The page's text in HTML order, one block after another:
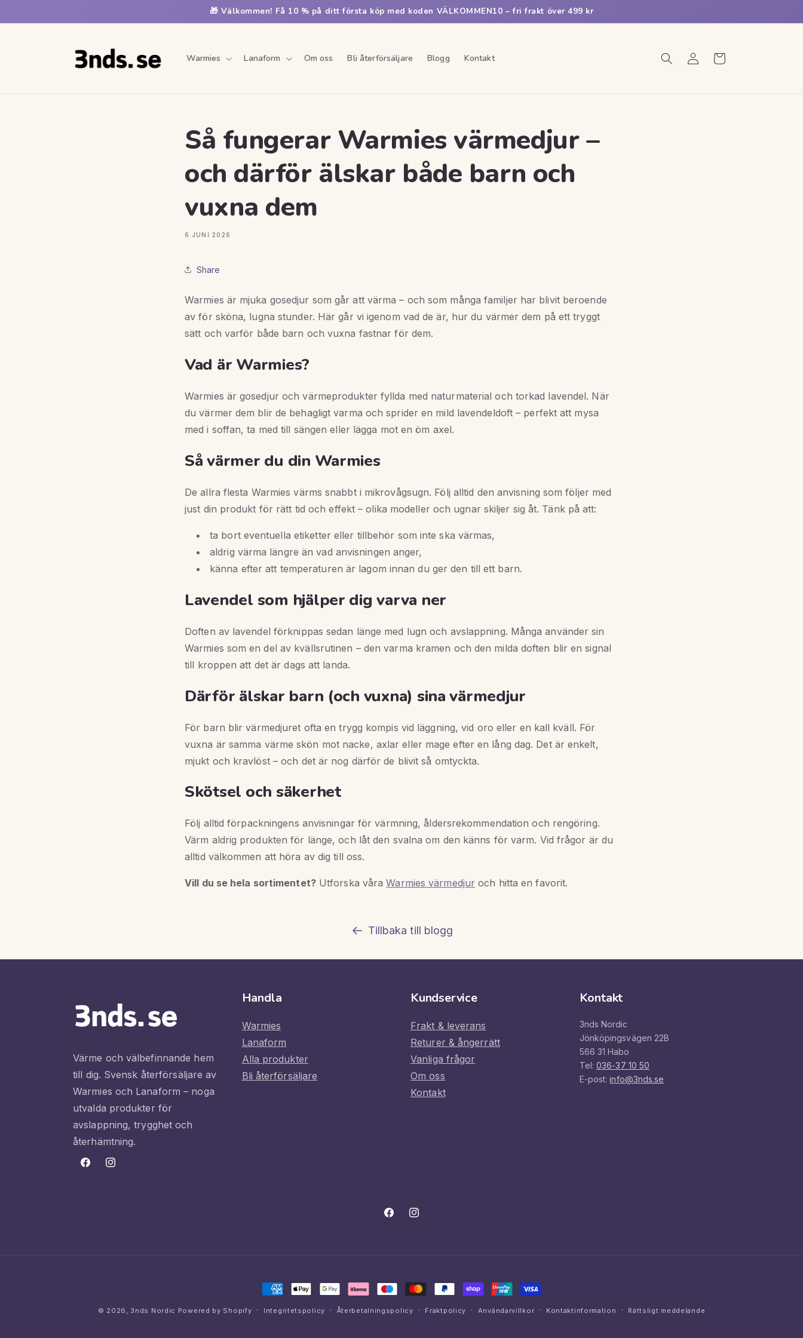
🎁 Välkommen! Få 10 % på ditt första köp med koden VÄLKOMMEN10 – fri frakt över 499 kr
Warmies Lanaform Om oss Bli återförsäljare Blogg Kontakt
Logga
Varukorg
Så fungerar Warmies värmedjur –
och därför älskar både barn och
vuxna dem
6 JUNI 2026
Share
Warmies är mjuka gosedjur som går att värma – och som många familjer har blivit beroende
av för sköna, lugna stunder. Här går vi igenom vad de är, hur du värmer dem på ett tryggt
sätt och varför både barn och vuxna fastnar för dem.
Vad är Warmies?
Warmies är gosedjur och värmeprodukter fyllda med naturmaterial och torkad lavendel. När
du värmer dem blir de behagligt varma och sprider en mild lavendeldoft – perfekt att mysa
med i soffan, ta med till sängen eller lägga mot en öm axel.
Så värmer du din Warmies
De allra flesta Warmies värms snabbt i mikrovågsugn. Följ alltid den anvisning som följer med
just din produkt för rätt tid och effekt – olika modeller och ugnar skiljer sig åt. Tänk på att:
ta bort eventuella etiketter eller tillbehör som inte ska värmas,
aldrig värma längre än vad anvisningen anger,
känna efter att temperaturen är lagom innan du ger den till ett barn.
Lavendel som hjälper dig varva ner
Doften av lavendel förknippas sedan länge med lugn och avslappning. Många använder sin
Warmies som en del av kvällsrutinen – den varma kramen och den milda doften blir en signal
till kroppen att det är dags att landa.
Därför älskar barn (och vuxna) sina värmedjur
För barn blir värmedjuret ofta en trygg kompis vid läggning, vid oro eller en kall kväll. För
vuxna är samma värme skön mot nacke, axlar eller mage efter en lång dag. Det är enkelt,
mjukt och kravlöst – och det är nog därför de blivit så omtyckta.
Skötsel och säkerhet
Följ alltid förpackningens anvisningar för värmning, åldersrekommendation och rengöring.
Värm aldrig produkten för länge, och låt den svalna om den känns för varm. Vid frågor är du
alltid välkommen att höra av dig till oss.
Vill du se hela sortimentet?Utforska våraWarmies värmedjur och hitta en favorit.
Tillbaka till blogg
Värme och välbefinnande hem
till dig. Svensk återförsäljare av
Warmies och Lanaform – noga
utvalda produkter för
avslappning, trygghet och
återhämtning.
FacebookInstagram
Handla
Warmies
Lanaform
Alla produkter
Bli återförsäljare
Kundservice
Frakt & leverans
Returer & ångerrätt
Vanliga frågor
Om oss
Kontakt
Kontakt
3nds Nordic
Jönköpingsvägen 22B
566 31 Habo
Tel:036-37 10 50
E-post:info@3nds.se
FacebookInstagram
Betalningsmetoder
© 2026, 3nds Nordic Powered by Shopify Integritetspolicy Återbetalningspolicy Fraktpolicy Användarvillkor Kontaktinformation Rättsligt meddelande